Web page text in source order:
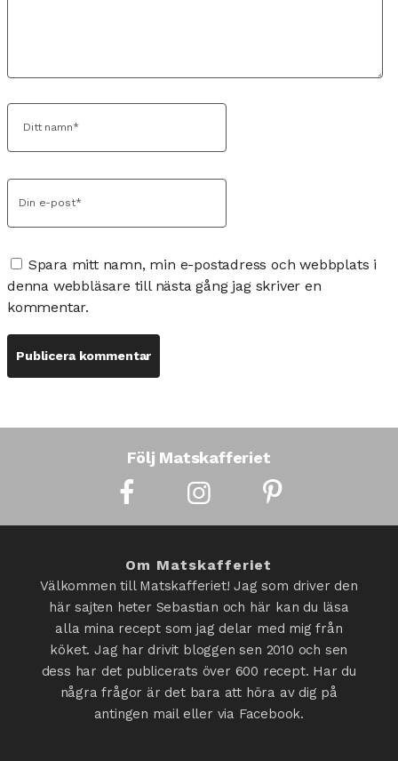
Spara mitt namn, min e-postadress och webbplats i
denna webbläsare till nästa gång jag skriver en
kommentar.
Följ Matskafferiet
Om Matskafferiet
Välkommen till Matskafferiet! Jag som driver den
här sajten heter Sebastian och här kan du läsa
alla mina recept som jag delar med mig från
köket. Jag har drivit bloggen sen 2010 och sen
dess har det publicerats över 600 recept. Har du
några frågor är det bara att höra av dig på
antingen mail eller via Facebook.